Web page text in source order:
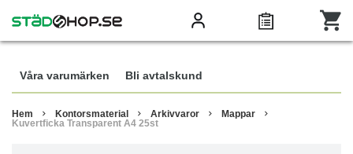
Våra varumärken Bli avtalskund
Hem Kontorsmaterial Arkivvaror
Mappar
Kuvertficka Transparent A4 25st